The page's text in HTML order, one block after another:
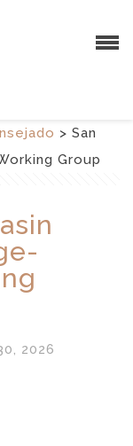
> San
Group
2026